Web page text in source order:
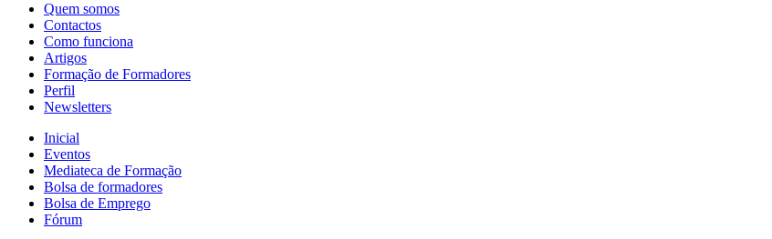
Quem somos
Contactos
Como funciona
Artigos
Formação de Formadores
Perfil
Newsletters
Inicial
Eventos
Mediateca de Formação
Bolsa de formadores
Bolsa de Emprego
Fórum